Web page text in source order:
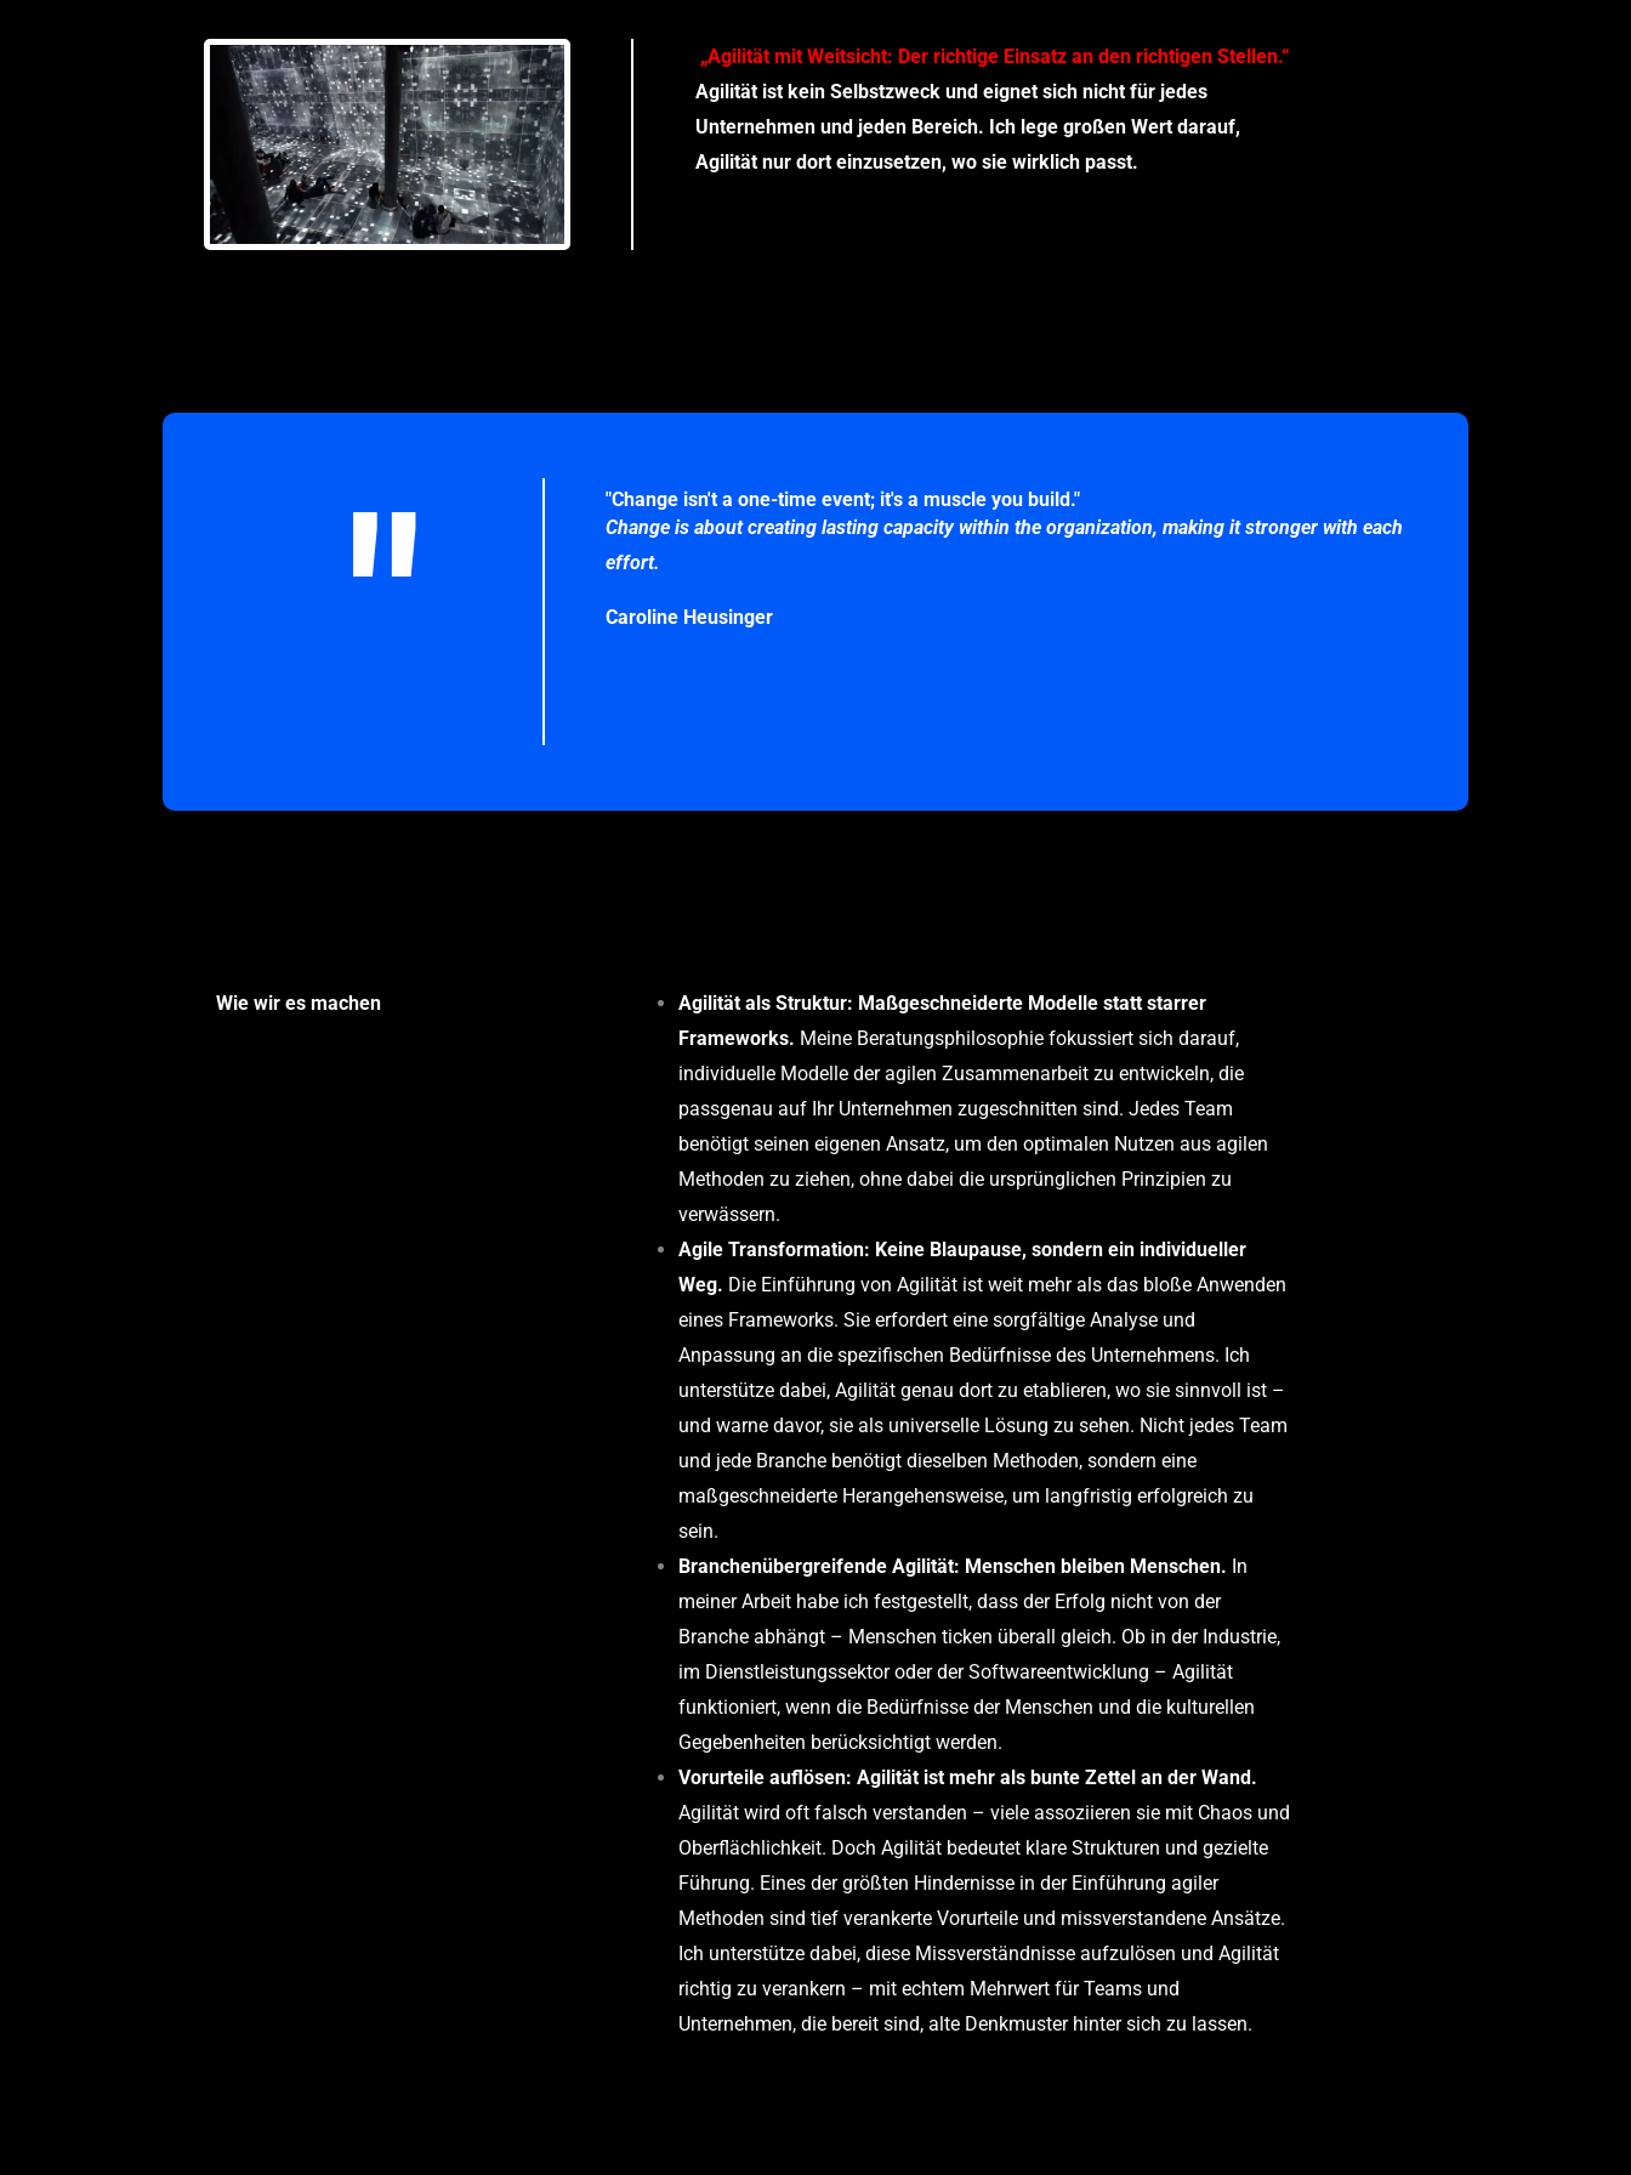
„Agilität mit Weitsicht: Der richtige Einsatz an den richtigen Stellen.“
Agilität ist kein Selbstzweck und eignet sich nicht für jedes
Unternehmen und jeden Bereich. Ich lege großen Wert darauf,
Agilität nur dort einzusetzen, wo sie wirklich passt.
"
"Change isn't a one-time event; it's a muscle you build."
Change is about creating lasting capacity within the organization, making it stronger with each
effort.
Caroline Heusinger
Wie wir es machen
Agilität als Struktur: Maßgeschneiderte Modelle statt starrer
Frameworks. Meine Beratungsphilosophie fokussiert sich darauf,
individuelle Modelle der agilen Zusammenarbeit zu entwickeln, die
passgenau auf Ihr Unternehmen zugeschnitten sind. Jedes Team
benötigt seinen eigenen Ansatz, um den optimalen Nutzen aus agilen
Methoden zu ziehen, ohne dabei die ursprünglichen Prinzipien zu
verwässern.
AgileTransformation: Keine Blaupause, sondern ein individueller
Weg. Die Einführung von Agilität ist weit mehr als das bloße Anwenden
eines Frameworks. Sie erfordert eine sorgfältige Analyse und
Anpassung an die spezifischen Bedürfnisse des Unternehmens. Ich
unterstütze dabei, Agilität genau dort zu etablieren, wo sie sinnvoll ist –
und warne davor, sie als universelle Lösung zu sehen. Nicht jedes Team
und jede Branche benötigt dieselben Methoden, sondern eine
maßgeschneiderte Herangehensweise, um langfristig erfolgreich zu
sein.
Branchenübergreifende Agilität: Menschen bleiben Menschen. In
meiner Arbeit habe ich festgestellt, dass der Erfolg nicht von der
Branche abhängt – Menschen ticken überall gleich. Ob in der Industrie,
im Dienstleistungssektor oder der Softwareentwicklung – Agilität
funktioniert, wenn die Bedürfnisse der Menschen und die kulturellen
Gegebenheiten berücksichtigt werden.
Vorurteile auflösen: Agilität ist mehr als bunte Zettel an der Wand.
Agilität wird oft falsch verstanden – viele assoziieren sie mit Chaos und
Oberflächlichkeit. Doch Agilität bedeutet klare Strukturen und gezielte
Führung. Eines der größten Hindernisse in der Einführung agiler
Methoden sind tief verankerte Vorurteile und missverstandene Ansätze.
Ich unterstütze dabei, diese Missverständnisse aufzulösen und Agilität
richtig zu verankern – mit echtem Mehrwert für Teams und
Unternehmen, die bereit sind, alte Denkmuster hinter sich zu lassen.